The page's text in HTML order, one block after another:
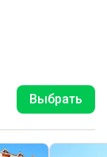
Выбрать